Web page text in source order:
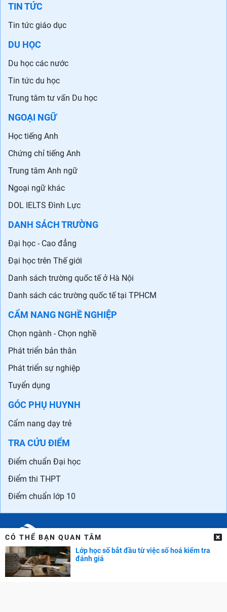
TIN TỨC
Tin tức giáo dục
DU HỌC
Du học các nước
Tin tức du học
Trung tâm tư vấn Du học
NGOẠI NGỮ
Học tiếng Anh
Chứng chỉ tiếng Anh
Trung tâm Anh ngữ
Ngoại ngữ khác
DOL IELTS Đình Lực
DANH SÁCH TRƯỜNG
Đại học - Cao đẳng
Đại học trên Thế giới
Danh sách trường quốc tế ở Hà Nội
Danh sách các trường quốc tế tại TPHCM
CẨM NANG NGHỀ NGHIỆP
Chọn ngành - Chọn nghề
Phát triển bản thân
Phát triển sự nghiệp
Tuyển dụng
GÓC PHỤ HUYNH
Cẩm nang dạy trẻ
TRA CỨU ĐIỂM
Điểm chuẩn Đại học
Điểm thi THPT
Điểm chuẩn lớp 10
Liên hệ quảng cáo: 0829.689.869
CÓ THỂ BẠN QUAN TÂM
Lớp học số bắt đầu từ việc số hoá kiểm tra
đánh giá